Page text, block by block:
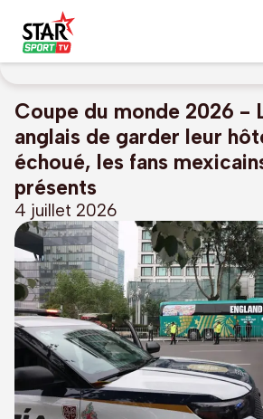
Coupe du monde 2026 -
anglais de garder leur
échoué, les fans
présents
4 juillet 2026